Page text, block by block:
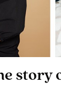
story